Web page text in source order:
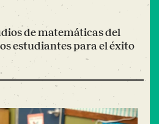
de matemáticas del
estudiantes para el éxito